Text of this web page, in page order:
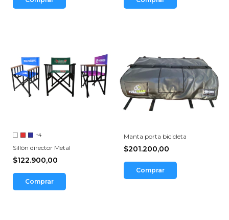
+4
Sillón director Metal
$122.900,00
Comprar
Manta porta bicicleta
$201.200,00
Comprar